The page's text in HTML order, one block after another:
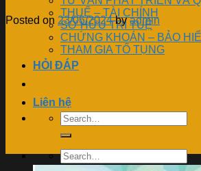
THUẾ – TÀI CHÍNH
SỞ HỮU TRÍ TUỆ
CHỨNG KHOÁN – BẢO
THAM GIA TỐ TỤNG
HỎI ĐÁP
Liên hệ
Posted on 23/06/2024 byadmin